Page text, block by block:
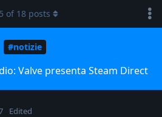
#notizie
Valve presenta Steam Direct
of 18 posts
Edited